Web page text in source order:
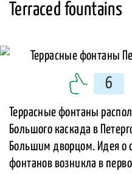
Terraced fountains
6
Террасные фонтаны
Большого каскада в
Большим дворцом. Идея о
фонтанов возникла в